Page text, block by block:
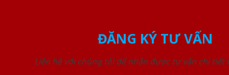
ĐĂNG KÝ TƯ VẤN
Liên hệ với chúng tôi để nhận được tư vấn chi tiết